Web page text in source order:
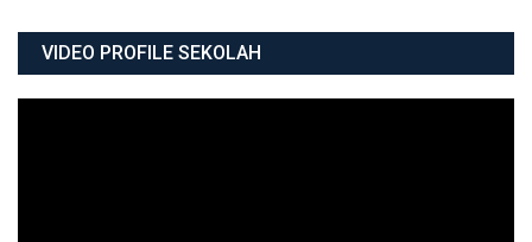
VIDEO PROFILE SEKOLAH